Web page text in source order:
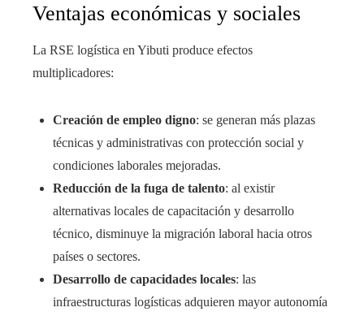
Ventajas económicas y sociales
La RSE logística en Yibuti produce efectos
multiplicadores:
Creación de empleo digno: se generan más plazas
técnicas y administrativas con protección social y
condiciones laborales mejoradas.
Reducción de la fuga de talento: al existir
alternativas locales de capacitación y desarrollo
técnico, disminuye la migración laboral hacia otros
países o sectores.
Desarrollo de capacidades locales: las
infraestructuras logísticas adquieren mayor autonomía